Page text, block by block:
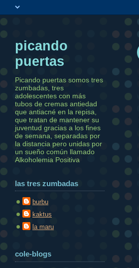
picando
puertas
Picando puertas somos tres
zumbadas, tres
adolescentes con más
tubos de cremas antiedad
que antiacné en la repisa,
que tratan de mantener su
juventud gracias a los fines
de semana, separadas por
la distancia pero unidas por
un sueño común llamado
Alkoholemia Positiva
las tres zumbadas
burbu
kaktus
la maru
cole-blogs